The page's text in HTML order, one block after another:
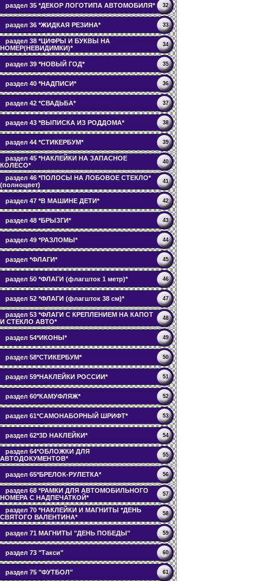
раздел 35 *ДЕКОР ЛОГОТИПА АВТОМОБИЛЯ* 32
раздел 36 *ЖИДКАЯ РЕЗИНА* 33
раздел 38 *ЦИФРЫ И БУКВЫ НА
НОМЕР(НЕВИДИМКИ)*
34
раздел 39 *НОВЫЙ ГОД* 35
раздел 40 *НАДПИСИ* 36
раздел 42 *СВАДЬБА* 37
раздел 43 *ВЫПИСКА ИЗ РОДДОМА* 38
раздел 44 *СТИКЕРБУМ* 39
раздел 45 *НАКЛЕЙКИ НА ЗАПАСНОЕ
КОЛЕСО*
40
раздел 46 *ПОЛОСЫ НА ЛОБОВОЕ СТЕКЛО*
(полноцвет)
41
раздел 47 *В МАШИНЕ ДЕТИ* 42
раздел 48 *БРЫЗГИ* 43
раздел 49 *РАЗЛОМЫ* 44
раздел *ФЛАГИ* 45
раздел 50 *ФЛАГИ (флагшток 1 метр)* 46
раздел 52 *ФЛАГИ (флагшток 38 см)* 47
раздел 53 *ФЛАГИ С КРЕПЛЕНИЕМ НА КАПОТ
И СТЕКЛО АВТО*
48
раздел 54*ИКОНЫ* 49
раздел 58*СТИКЕРБУМ* 50
раздел 59*НАКЛЕЙКИ РОССИИ* 51
раздел 60*КАМУФЛЯЖ* 52
раздел 61*САМОНАБОРНЫЙ ШРИФТ* 53
раздел 62*3D НАКЛЕЙКИ* 54
раздел 64*ОБЛОЖКИ ДЛЯ
АВТОДОКУМЕНТОВ*
55
раздел 65*БРЕЛОК-РУЛЕТКА* 56
раздел 68 *РАМКИ ДЛЯ АВТОМОБИЛЬНОГО
НОМЕРА С НАДПЕЧАТКОЙ*
57
раздел 70 *НАКЛЕЙКИ И МАГНИТЫ *ДЕНЬ
СВЯТОГО ВАЛЕНТИНА*
58
раздел 71 МАГНИТЫ "ДЕНЬ ПОБЕДЫ" 59
раздел 73 "Такси" 60
раздел 75 "ФУТБОЛ" 61